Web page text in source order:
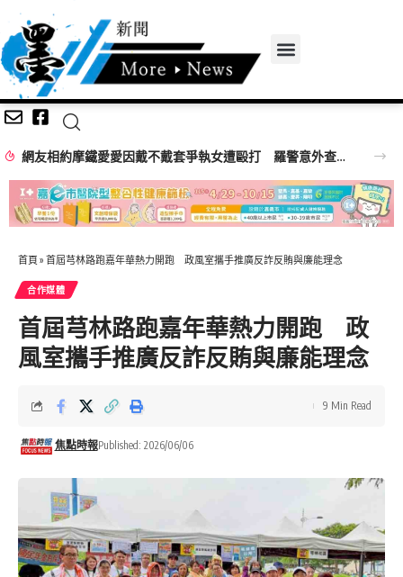
網友相約摩鐵愛愛因戴不戴套爭執女遭毆打 羅警意外查獲改造手槍送辦
首頁 » 首屆芎林路跑嘉年華熱力開跑 政風室攜手推廣反詐反賄與廉能理念
合作媒體
首屆芎林路跑嘉年華熱力開跑 政
風室攜手推廣反詐反賄與廉能理念
焦點時報Published: 2026/06/06
9 Min Read